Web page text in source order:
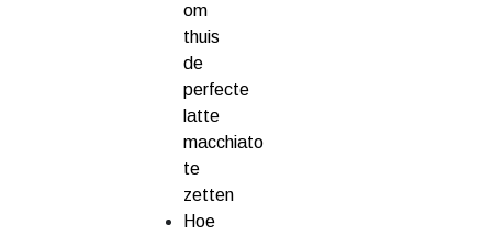
om
thuis
de
perfecte
latte
macchiato
te
zetten
Hoe